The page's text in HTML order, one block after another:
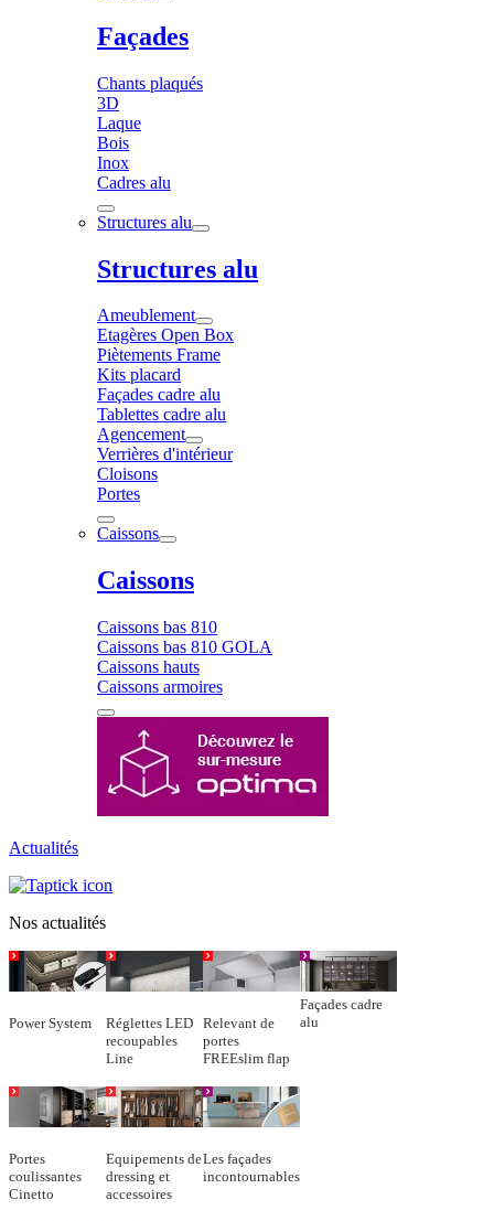
Façades
Chants plaqués
3D
Laque
Bois
Inox
Cadres alu
Structures alu
Structures alu
Ameublement
Etagères Open Box
Piètements Frame
Kits placard
Façades cadre alu
Tablettes cadre alu
Agencement
Verrières d'intérieur
Cloisons
Portes
Caissons
Caissons
Caissons bas 810
Caissons bas 810 GOLA
Caissons hauts
Caissons armoires
Actualités
Nos actualités
Power System
Réglettes LED
recoupables
Line
Relevant de
portes
FREEslim flap
Façades cadre
alu
Portes
coulissantes
Cinetto
Equipements de
dressing et
accessoires
Les façades
incontournables